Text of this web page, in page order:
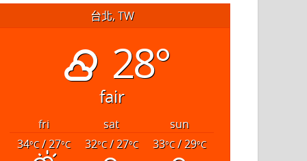
台北, TW
28°
fair
fri sat
sun
34°C/ 27°C 32°C/ 27°C 33°C/ 29°C